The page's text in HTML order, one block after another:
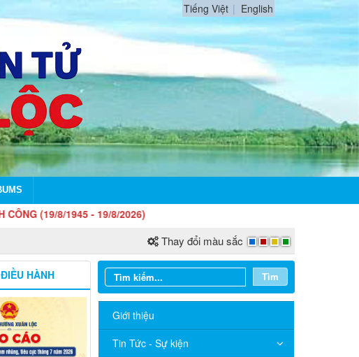
Tiếng Việt English
8/1945 - 19/8/2026)
Thay đổi màu sắc
Tìm
Giới thiệu
Tin Tức - Sự kiện
HÀNH